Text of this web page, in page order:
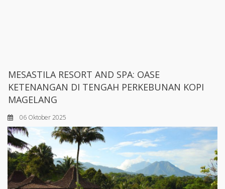
MESASTILA RESORT AND SPA: OASE
KETENANGAN DI TENGAH PERKEBUNAN KOPI
MAGELANG
06 Oktober 2025